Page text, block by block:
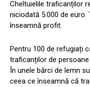
Cheltuielile traficanților
niciodată 5.000 de
înseamnă profit.
Pentru 100 de refugiați
traficanților de
În unele bărci de lemn
ceea ce înseamnă că